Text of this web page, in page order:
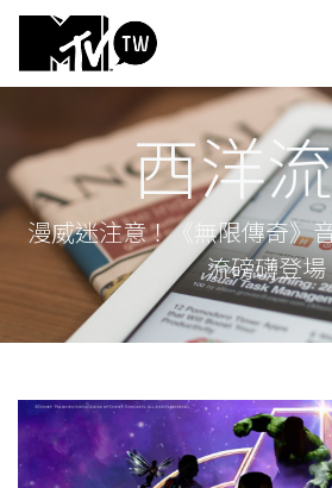
西洋
漫威迷注意！《無限傳奇》
流磅礴登場